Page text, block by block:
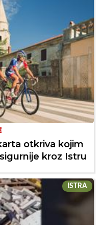
otkriva kojim
kroz Istru
ISTRA